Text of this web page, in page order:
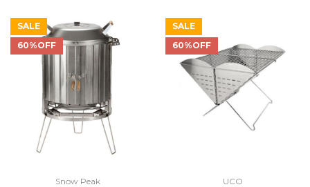
SALE
60%OFF
Snow Peak
SALE
60%OFF
UCO